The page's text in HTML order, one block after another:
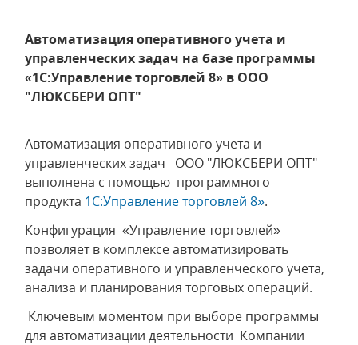
Автоматизация оперативного учета и
управленческих задач на базе программы
«1С:Управление торговлей 8» в ООО
"ЛЮКСБЕРИ ОПТ"
Автоматизация оперативного учета и
управленческих задач ООО "ЛЮКСБЕРИ ОПТ"
выполнена с помощью программного
продукта 1С:Управление торговлей 8».
Конфигурация «Управление торговлей»
позволяет в комплексе автоматизировать
задачи оперативного и управленческого учета,
анализа и планирования торговых операций.
Ключевым моментом при выборе программы
для автоматизации деятельности Компании